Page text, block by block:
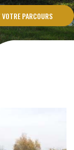
VOTRE PARCOURS